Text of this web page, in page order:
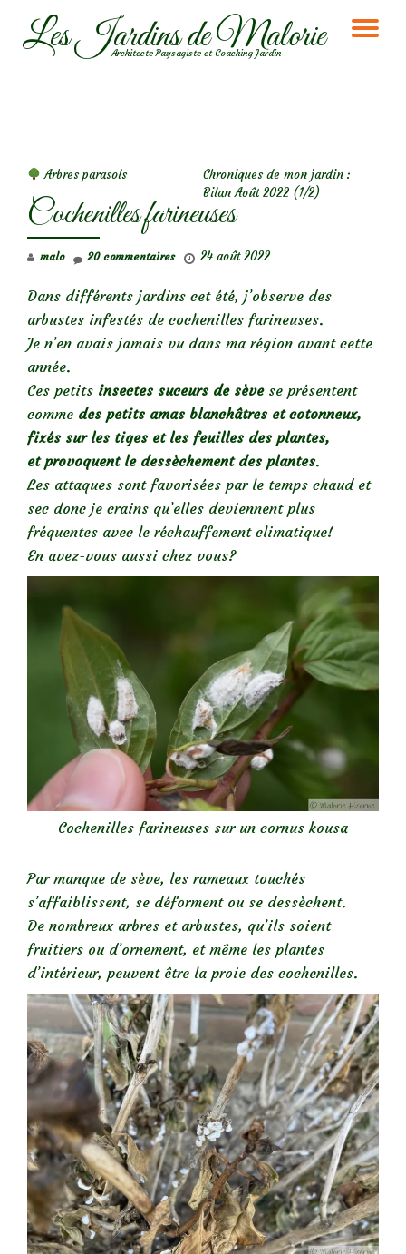
AllerLes Jardins de Malorie
Architecte Paysagiste et Coaching Jardin
Arbres parasols
Chroniques de mon jardin :
Bilan Août 2022 (1/2)
Cochenilles farineuses
malo 24 août 2022
20 commentaires
Dans différents jardins cet été, j’observe des
arbustes infestés de cochenilles farineuses.
Je n’en avais jamais vu dans ma région avant cette
année.
Ces petits insectes suceurs de sèvese présentent
comme des petits amas blanchâtres et cotonneux,
fixés sur les tiges et les feuilles des plantes,
etprovoquent le dessèchement des plantes.
Les attaques sont favorisées par le temps chaud et
sec donc je crains qu’elles deviennent plus
fréquentes avec le réchauffement climatique!
En avez-vous aussi chez vous?
Cochenilles farineuses sur un cornus kousa
Par manque de sève, les rameaux touchés
s’affaiblissent, se déforment ou se dessèchent.
De nombreux arbres et arbustes, qu’ils soient
fruitiers ou d’ornement, et même les plantes
d’intérieur, peuvent être la proie des cochenilles.